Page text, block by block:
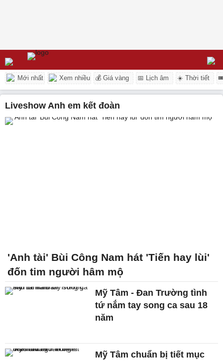
Mới nhất Xem nhiều 💰 Giá vàng 📅 Lịch âm ☀️ Thời tiết
Liveshow Anh em kết đoàn
'Anh tài' Bùi Công Nam hát 'Tiến hay lùi'
đốn tim người hâm mộ
Mỹ Tâm - Đan Trường tình
tứ nắm tay song ca sau 18
năm
Mỹ Tâm chuẩn bị tiết mục